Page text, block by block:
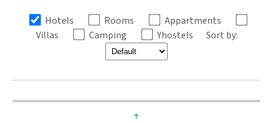
Hotels Rooms
Appartments
Villas
Camping Yhostels Sort by:
↑